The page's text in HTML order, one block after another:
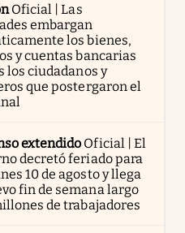
Oficial | Las
embargan
los bienes,
y cuentas bancarias
los ciudadanos y
que postergaron el
extendido Oficial | El
decretó feriado para
10 de agosto y llega
fin de semana largo
de trabajadores